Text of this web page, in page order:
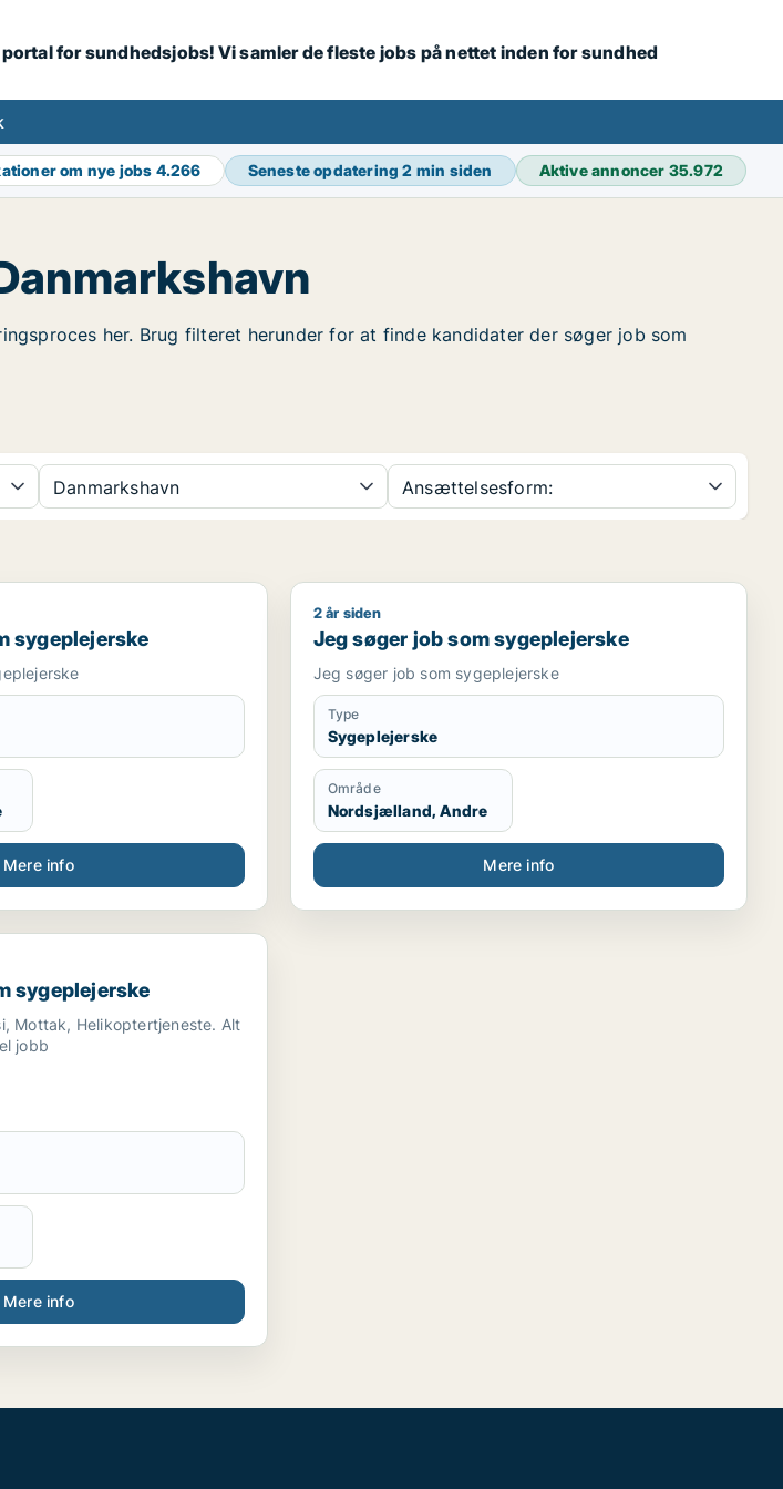
portal for sundhedsjobs! Vi samler de fleste jobs på nettet inden for sundhed
om nye jobs 4.266 Seneste opdatering2 min siden Aktive annoncer 35.972
her. Brug filteret herunder for at finde kandidater der søger job som
Danmarkshavn Ansættelsesform:
sygeplejerske
Mere info
Jeg søger job som sygeplejerske
2 år siden
Jeg søger job som sygeplejerske
Jeg søger job som sygeplejerske
Type
Sygeplejerske
Område
Nordsjælland, Andre
Mere info
sygeplejerske
Mottak, Helikoptertjeneste. Alt
jobb
Mere info